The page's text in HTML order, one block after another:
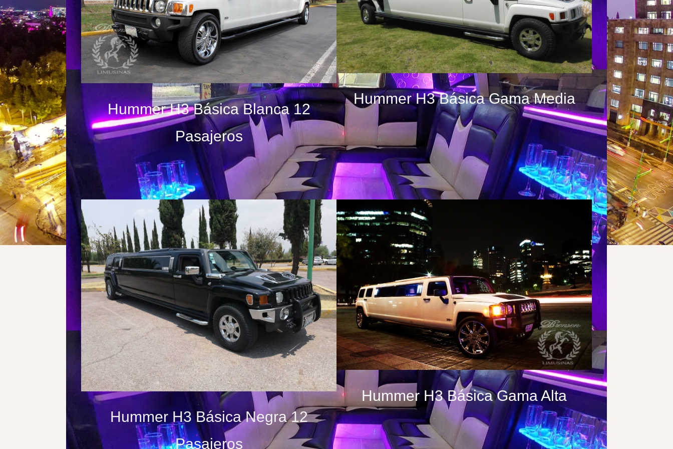
Hummer H3 Básica Blanca 12
Pasajeros
Hummer H3 Básica Gama Media
Hummer H3 Básica Negra 12
Pasajeros
Hummer H3 Básica Gama Alta